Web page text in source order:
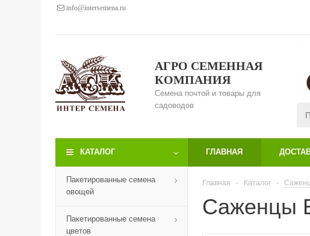
info@intersemena.ru
АГРО СЕМЕННАЯ
КОМПАНИЯ
Семена почтой и товары для
садоводов
КАТАЛОГ ГЛАВНАЯ
Пакетированные семена
овощей
Пакетированные семена
цветов
Главная - Каталог -
Саженцы